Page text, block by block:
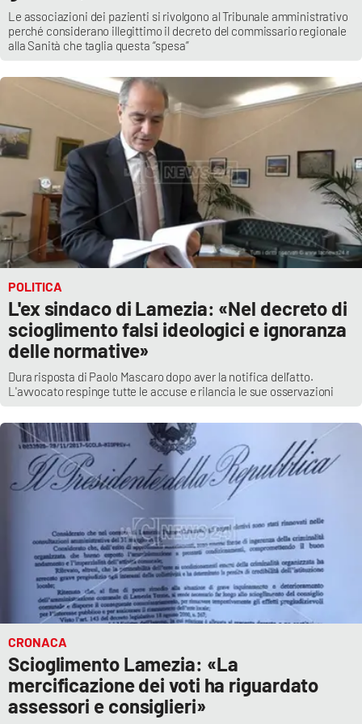
Le associazioni dei pazienti si rivolgono al Tribunale amministrativo
perché considerano illegittimo il decreto del commissario regionale
alla Sanità che taglia questa “spesa”
POLITICA
L'ex sindaco di Lamezia: «Nel decreto di
scioglimento falsi ideologici e ignoranza
delle normative»
Dura risposta di Paolo Mascaro dopo aver la notifica dell’atto.
L'avvocato respinge tutte le accuse e rilancia le sue osservazioni
CRONACA
Scioglimento Lamezia: «La
mercificazione dei voti ha riguardato
assessori e consiglieri»